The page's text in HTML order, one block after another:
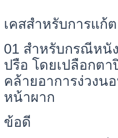
เคสสำหรับการแก้
01 สำหรับกรณีหนั
ปรือ โดยเปลือกต
คล้ายอาการง่วงน
หน้าผาก
ข้อดี